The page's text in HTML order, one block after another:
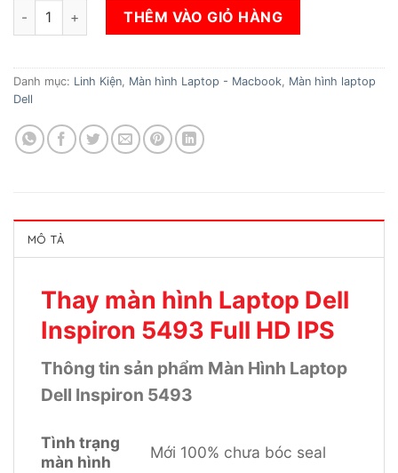
Thay màn hình Laptop Dell Inspiron 5493 Full HD IPS số lượng
THÊM VÀO GIỎ HÀNG
Danh mục: Linh Kiện, Màn hình Laptop - Macbook, Màn hình laptop
Dell
MÔ TẢ
Thay màn hình Laptop Dell
Inspiron 5493 Full HD IPS
Thông tin sản phẩm Màn Hình Laptop
Dell Inspiron 5493
Tình trạng
màn hình
Mới 100% chưa bóc seal